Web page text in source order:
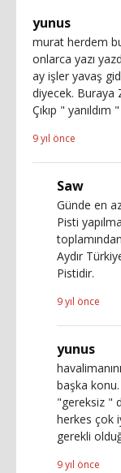
yunus
murat herdem
onlarca yazı
ay işler yavaş
diyecek. Buraya
Çıkıp "
9 yıl önce
Saw
Günde en
Pisti
Aydır
Pistidir.
9 yıl önce
yunus
başka
"gereksiz "
herkes çok
gerekli
9 yıl önce